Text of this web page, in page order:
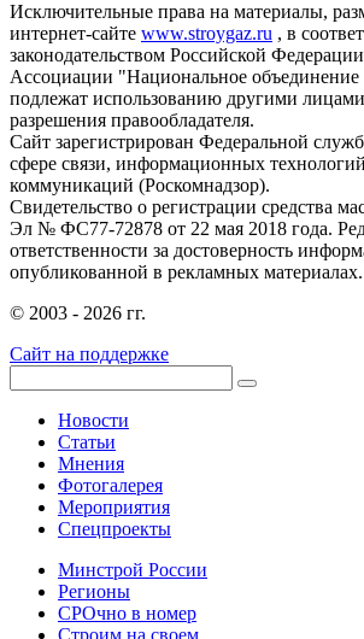
Исключительные права на материалы,
интернет-сайте www.stroygaz.ru , в
законодательством Российской
Ассоциации "Национальное объединение
подлежат использованию другими
разрешения правообладателя.
Сайт зарегистрирован Федеральной
сфере связи, информационных
коммуникаций (Роскомнадзор).
Свидетельство о регистрации средства
Эл № ФС77-72878 от 22 мая 2018 года.
ответственности за достоверность
опубликованной в рекламных материалах.
© 2003 - 2026 гг.
Сайт на поддержке
Новости
Статьи
Мнения
Фотогалерея
Мероприятия
Спецпроекты
Минстрой России
Регионы
СРОчно в номер